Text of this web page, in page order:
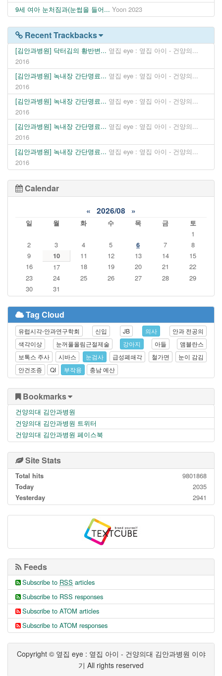
9세 여아 눈처짐과(눈썹을 들어... Yoon 2023
Recent Trackbacks
[김안과병원] 닥터김의 황반변... 옆집 eye : 옆집 아이 - 건양의...
2016
[김안과병원] 녹내장 간단명료... 옆집 eye : 옆집 아이 - 건양의...
2016
[김안과병원] 녹내장 간단명료... 옆집 eye : 옆집 아이 - 건양의...
2016
[김안과병원] 녹내장 간단명료... 옆집 eye : 옆집 아이 - 건양의...
2016
[김안과병원] 녹내장 간단명료... 옆집 eye : 옆집 아이 - 건양의...
2016
Calendar
« 2026/08 »
일 월 화 수 목 금
토
1
2
3 4 5 6 7
8
9
10 11 12 13 14
15
16
17 18 19 20 21
22
23
24 25 26 27 28
29
30
31
Tag Cloud
유럽시각-안과연구학회 신입 JB 의사
안과 전공의
색각이상
눈꺼풀올림근절제술 강아지 아들
앰블란스
보톡스 주사
시바스 눈검사 급성폐쇄각 철가면
눈이 감김
안건조증
QI 부작용 충남 예산
Bookmarks
건양의대 김안과병원
건양의대 김안과병원 트위터
건양의대 김안과병원 페이스북
Site Stats
Total hits
9801868
Today
2035
Yesterday
2941
Feeds
Subscribe to RSS articles
Subscribe to RSS responses
Subscribe to ATOM articles
Subscribe to ATOM responses
Copyright © 옆집 eye : 옆집 아이 - 건양의대 김안과병원 이야
기 All rights reserved